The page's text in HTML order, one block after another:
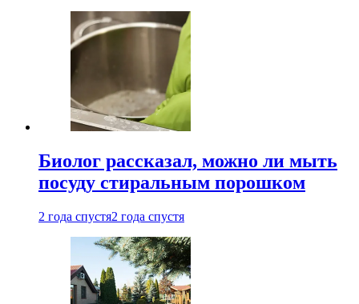
Биолог рассказал, можно ли мыть
посуду стиральным порошком
2 года спустя2 года спустя